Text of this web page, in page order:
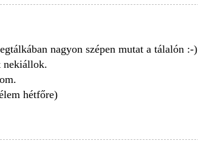
nagyon szépen mutat a tálalón :-)
nekiállok.
hétfőre)